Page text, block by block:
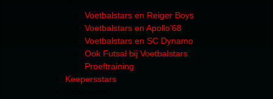
Voetbalstars en Reiger Boys
Voetbalstars en Apollo'68
Voetbalstars en SC Dynamo
Ook Futsal bij Voetbalstars
Proeftraining
Keepersstars